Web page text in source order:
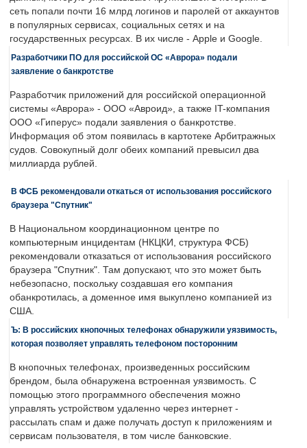
сеть попали почти 16 млрд логинов и паролей от аккаунтов
в популярных сервисах, социальных сетях и на
государственных ресурсах. В их числе - Apple и Google.
Разработчики ПО для российской ОС «Аврора» подали
заявление о банкротстве
Разработчик приложений для российской операционной
системы «Аврора» - ООО «Авроид», а также IT-компания
ООО «Гиперус» подали заявления о банкротстве.
Информация об этом появилась в картотеке Арбитражных
судов. Совокупный долг обеих компаний превысил два
миллиарда рублей.
В ФСБ рекомендовали откаться от использования российского
браузера "Спутник"
В Национальном координационном центре по
компьютерным инцидентам (НКЦКИ, структура ФСБ)
рекомендовали отказаться от использования российского
браузера "Спутник". Там допускают, что это может быть
небезопасно, поскольку создавшая его компания
обанкротилась, а доменное имя выкуплено компанией из
США.
Ъ: В российских кнопочных телефонах обнаружили уязвимость,
которая позволяет управлять телефоном посторонним
В кнопочных телефонах, произведенных российским
брендом, была обнаружена встроенная уязвимость. С
помощью этого программного обеспечения можно
управлять устройством удаленно через интернет -
рассылать спам и даже получать доступ к приложениям и
сервисам пользователя, в том числе банковские.